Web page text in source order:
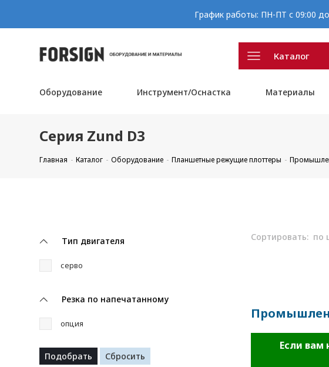
График работы: ПН-ПТ с 09:00
Каталог
Оборудование Инструмент/Оснастка Материалы
Серия Zund D3
Главная Каталог Оборудование Планшетные режущие плоттеры
Тип двигателя
серво
Резка по напечатанному
опция
Сортировать: по
Если вам